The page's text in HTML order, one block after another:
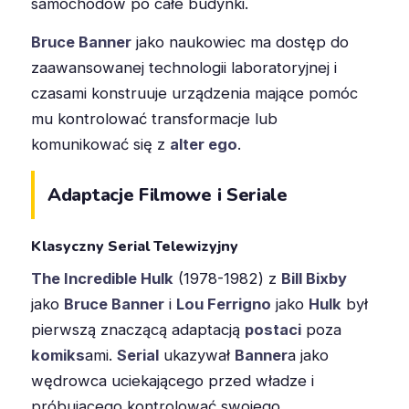
Bruce Banner jako naukowiec ma dostęp do
zaawansowanej technologii laboratoryjnej i
czasami konstruuje urządzenia mające pomóc
mu kontrolować transformacje lub
komunikować się z alter ego.
Adaptacje Filmowe i Seriale
Klasyczny Serial Telewizyjny
The Incredible Hulk (1978-1982) z Bill Bixby
jako Bruce Banner i Lou Ferrigno jako Hulk był
pierwszą znaczącą adaptacją postaci poza
komiksami. Serial ukazywał Bannera jako
wędrowca uciekającego przed władze i